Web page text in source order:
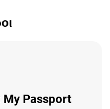
My Passport